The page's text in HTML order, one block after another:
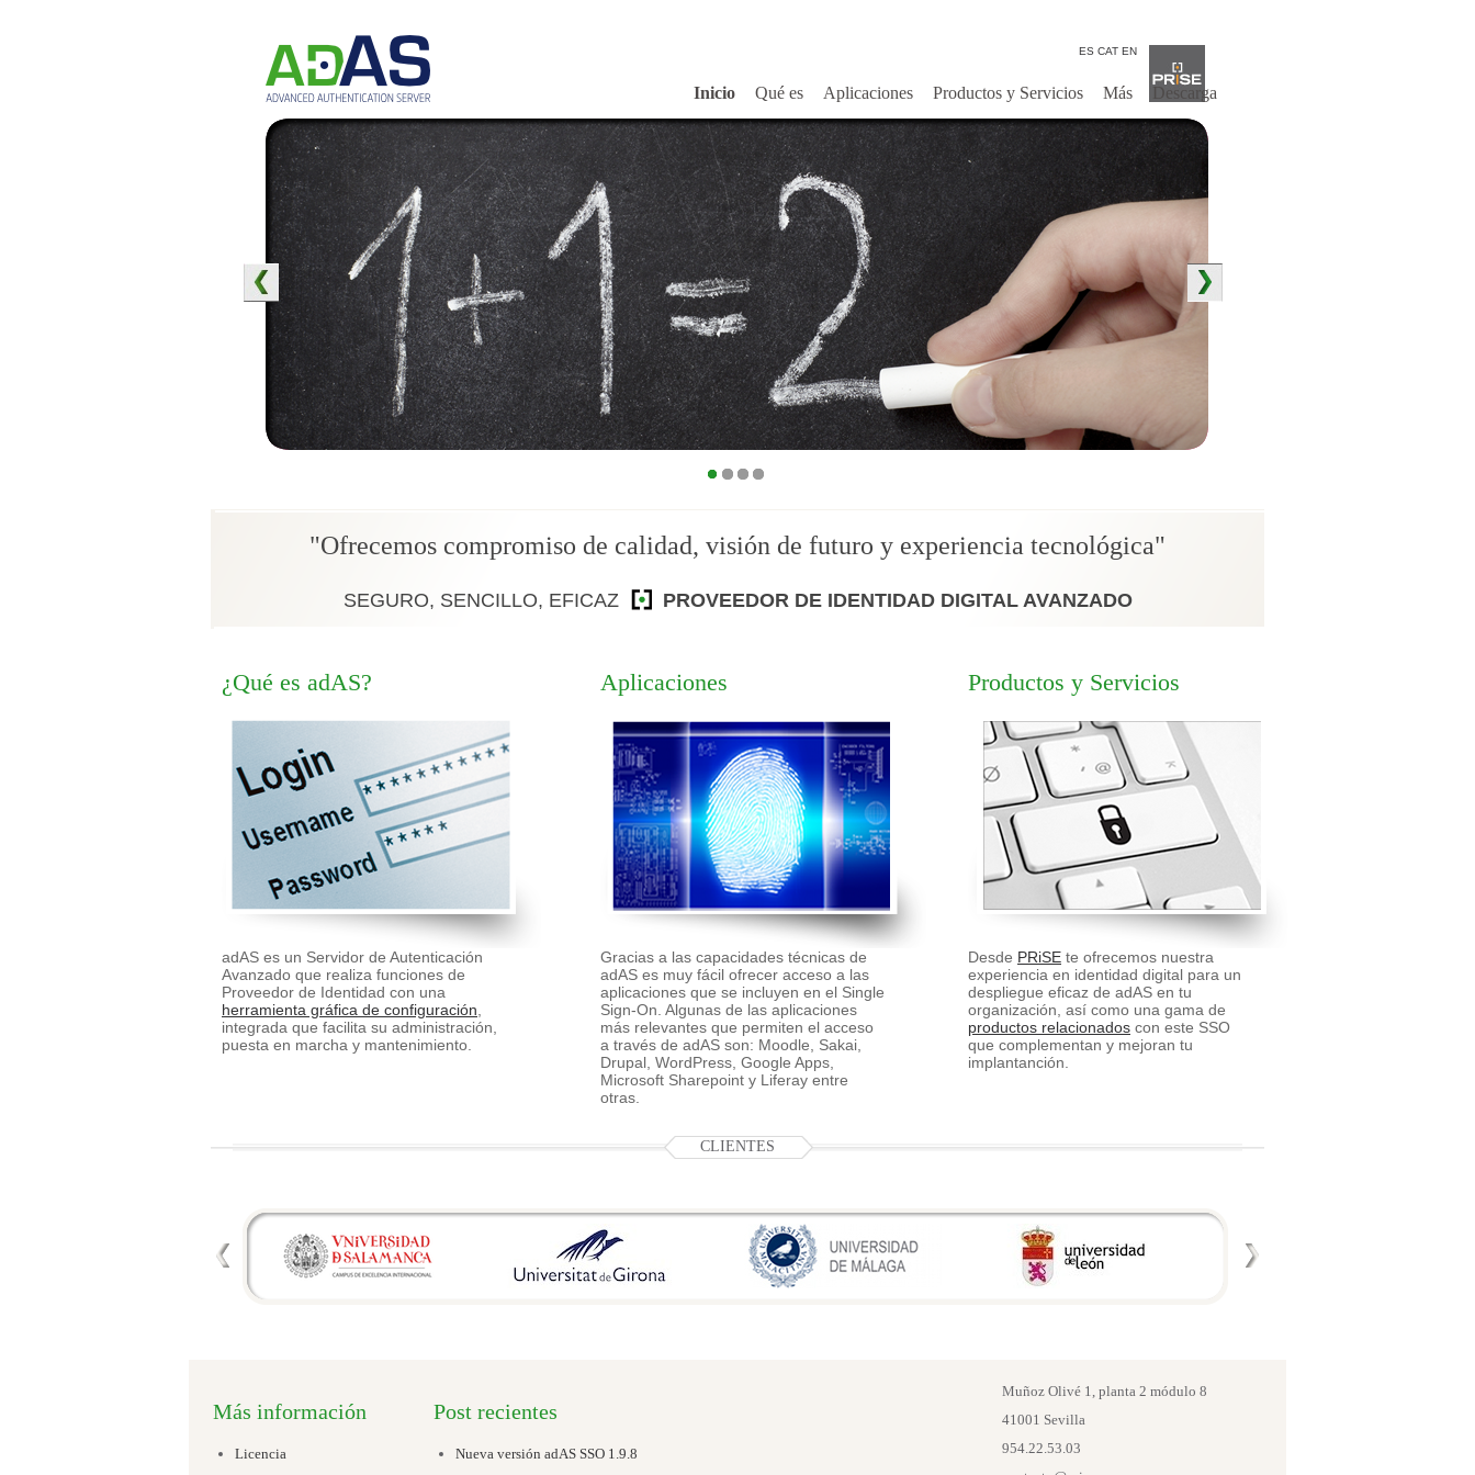
ES CAT EN
Inicio Qué es Aplicaciones Productos y Servicios Más Descarga
"Ofrecemos compromiso de calidad, visión de futuro y experiencia tecnológica"
SEGURO, SENCILLO, EFICAZ PROVEEDOR DE IDENTIDAD DIGITAL AVANZADO
¿Qué es adAS?
adAS es un Servidor de Autenticación
Avanzado que realiza funciones de
Proveedor de Identidad con una
herramienta gráfica de configuración
integrada que facilita su administración,
puesta en marcha y mantenimiento.
Aplicaciones
Gracias a las capacidades técnicas de
adAS es muy fácil ofrecer acceso a las
aplicaciones que se incluyen en el Single
Sign-On. Algunas de las aplicaciones
más relevantes que permiten el acceso
a través de adAS son: Moodle, Sakai,
Drupal, WordPress, Google Apps,
Microsoft Sharepoint y Liferay entre
otras.
Productos y Servicios
Desde PRiSE te ofrecemos nuestra
experiencia en identidad digital para un
despliegue eficaz de adAS en tu
organización, así como una gama de
productos relacionados con este SSO
que complementan y mejoran tu
implantanción.
CLIENTES
Más información
Licencia
Post recientes
Nueva versión adAS SSO 1.9.8
Muñoz Olivé 1, planta 2 módulo 8
41001 Sevilla
954.22.53.03